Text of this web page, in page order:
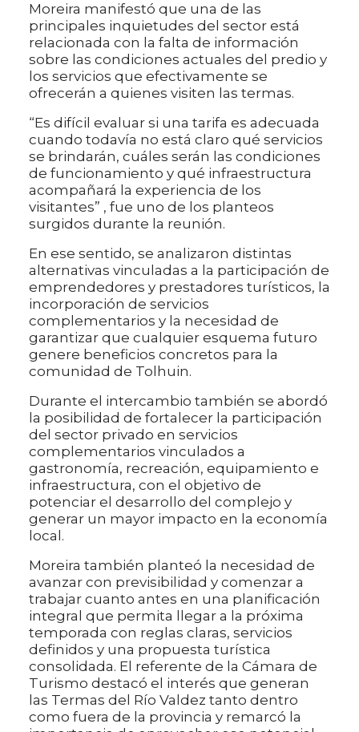
Moreira manifestó que una de las
principales inquietudes del sector está
relacionada con la falta de información
sobre las condiciones actuales del predio y
los servicios que efectivamente se
ofrecerán a quienes visiten las termas.
“Es difícil evaluar si una tarifa es adecuada
cuando todavía no está claro qué servicios
se brindarán, cuáles serán las condiciones
de funcionamiento y qué infraestructura
acompañará la experiencia de los
visitantes” , fue uno de los planteos
surgidos durante la reunión.
En ese sentido, se analizaron distintas
alternativas vinculadas a la participación de
emprendedores y prestadores turísticos, la
incorporación de servicios
complementarios y la necesidad de
garantizar que cualquier esquema futuro
genere beneficios concretos para la
comunidad de Tolhuin.
Durante el intercambio también se abordó
la posibilidad de fortalecer la participación
del sector privado en servicios
complementarios vinculados a
gastronomía, recreación, equipamiento e
infraestructura, con el objetivo de
potenciar el desarrollo del complejo y
generar un mayor impacto en la economía
local.
Moreira también planteó la necesidad de
avanzar con previsibilidad y comenzar a
trabajar cuanto antes en una planificación
integral que permita llegar a la próxima
temporada con reglas claras, servicios
definidos y una propuesta turística
consolidada. El referente de la Cámara de
Turismo destacó el interés que generan
las Termas del Río Valdez tanto dentro
como fuera de la provincia y remarcó la